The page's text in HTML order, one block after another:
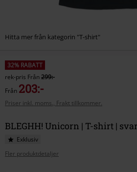
Hitta mer från kategorin "T-shirt"
32% RABATT
rek-pris Från299:-
Från 203:-
Priser inkl. moms., Frakt tillkommer.
BLEGHH! Unicorn | T-shirt |
Exklusiv
Fler produktdetaljer